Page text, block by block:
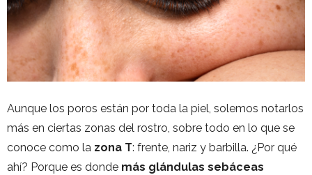
Aunque los poros están por toda la piel, solemos notarlos
más en ciertas zonas del rostro, sobre todo en lo que se
conoce como la zona T: frente, nariz y barbilla. ¿Por qué
ahí? Porque es donde más glándulas sebáceas